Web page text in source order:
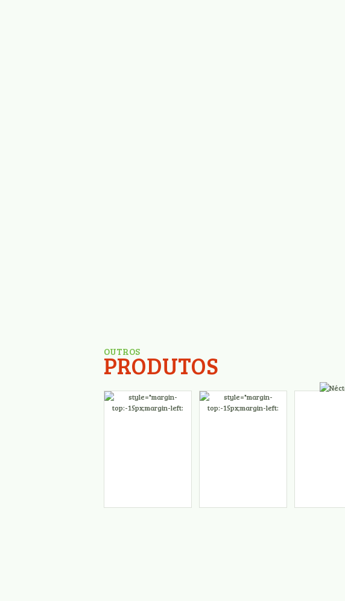
OUTROS
PRODUTOS